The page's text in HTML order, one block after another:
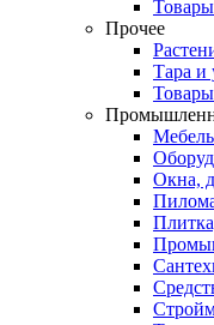
Прочее
Тара и
Окна,